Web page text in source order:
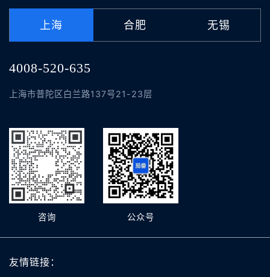
上海 合肥 无锡
4008-520-635
上海市普陀区白兰路137号21-23层
咨询 公众号
友情链接：